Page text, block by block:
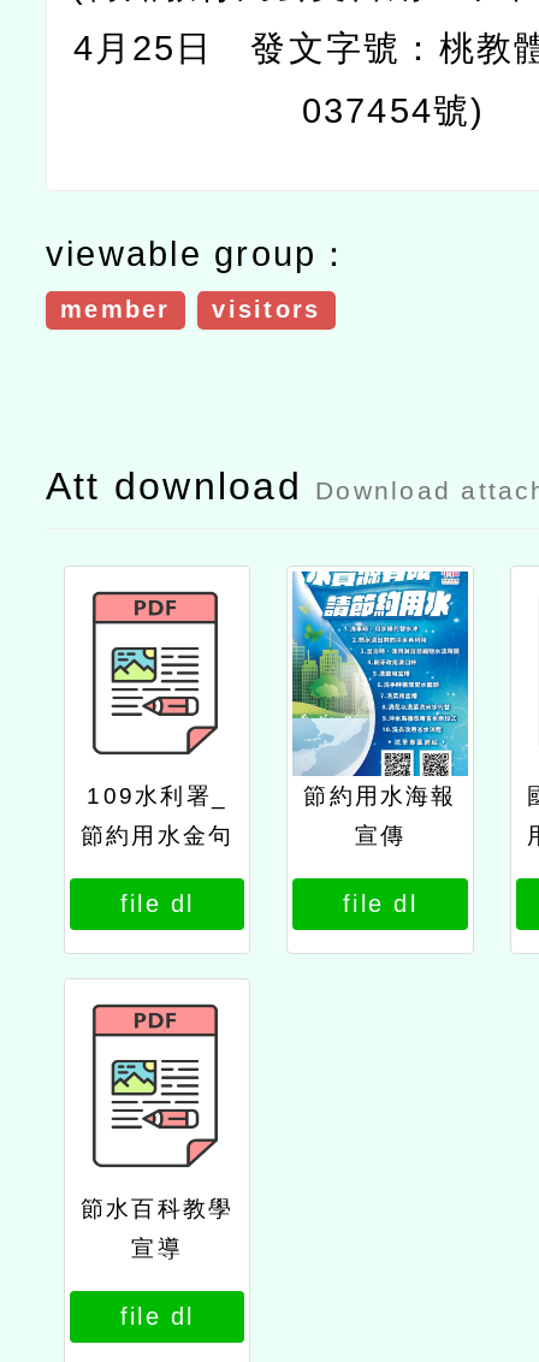
4月25日 發文字號：桃教
037454號)
viewable group：
member visitors
Att download Download
109水利署_
節約用水金句
桃紅
file dl
節約用水海報
宣傳
file dl
節水百科教學
宣導
file dl